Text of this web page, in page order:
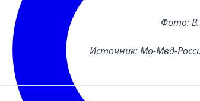
Фото:
Источник: Мо-Мвд-